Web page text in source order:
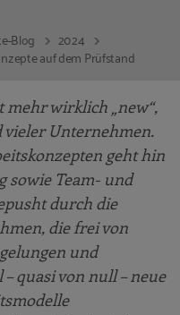
Blog
2024
auf dem Prüfstand
wirklich „new“,
Unternehmen.
geht hin
sowie Team- und
durch die
die frei von
und
quasi von null – neue